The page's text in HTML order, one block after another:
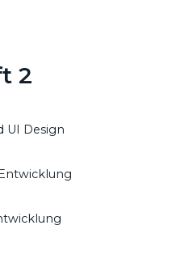
2
UI Design